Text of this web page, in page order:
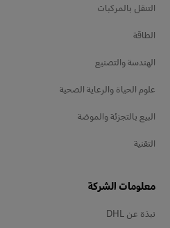
التنقل بالمركبات
الطاقة
الهندسة والتصنيع
علوم الحياة والرعاية الصحية
البيع بالتجزئة والموضة
التقنية
معلومات الشركة
نبذة عن DHL